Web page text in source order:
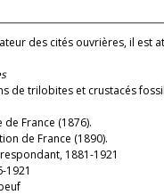
des cités ouvrières, il est
de trilobites et crustacés
France (1876).
de France (1890).
1881-1921
1921